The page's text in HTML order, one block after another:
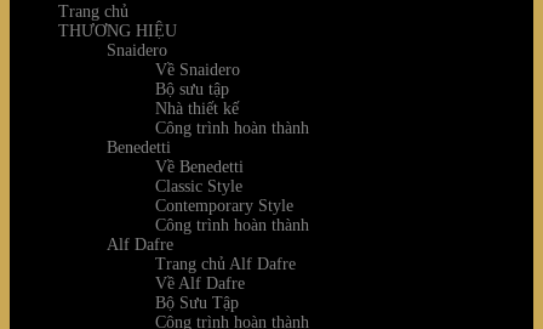
Trang chủ
THƯƠNG HIỆU
Snaidero
Về Snaidero
Bộ sưu tập
Nhà thiết kế
Công trình hoàn thành
Benedetti
Về Benedetti
Classic Style
Contemporary Style
Công trình hoàn thành
Alf Dafre
Trang chủ Alf Dafre
Về Alf Dafre
Bộ Sưu Tập
Công trình hoàn thành